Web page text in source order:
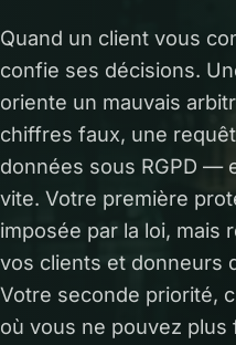
Quand un client vous
confie ses décisions.
oriente un mauvais
chiffres faux, une
données sous RGPD —
vite. Votre première
imposée par la loi, mais
vos clients et donneurs
Votre seconde priorité,
où vous ne pouvez